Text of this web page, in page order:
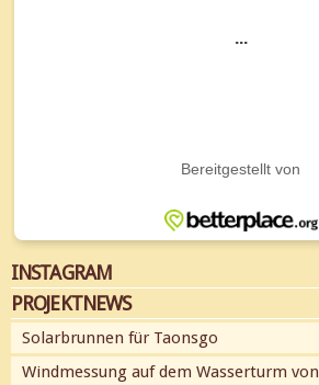
INSTAGRAM
PROJEKTNEWS
Solarbrunnen für Taonsgo
Windmessung auf dem Wasserturm